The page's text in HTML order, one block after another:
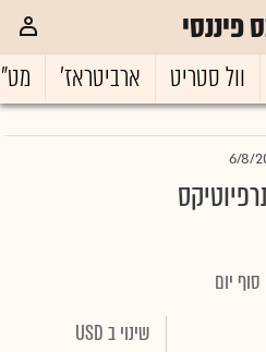
פיננסי
וול סטריט ארביטראז'
6/8/
סוף יום
שינוי ב USD